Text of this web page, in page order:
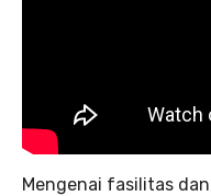
Mengenai fasilitas